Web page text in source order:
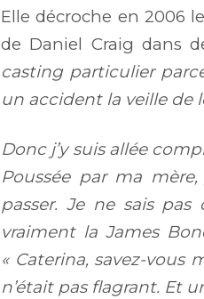
Elle décroche en 2006
de Daniel Craig dans
casting particulier
un accident la veille de
Donc j’y suis allée
Poussée par ma
passer. Je ne sais pas
vraiment la James
« Caterina, savez-vous
n’était pas flagrant. Et